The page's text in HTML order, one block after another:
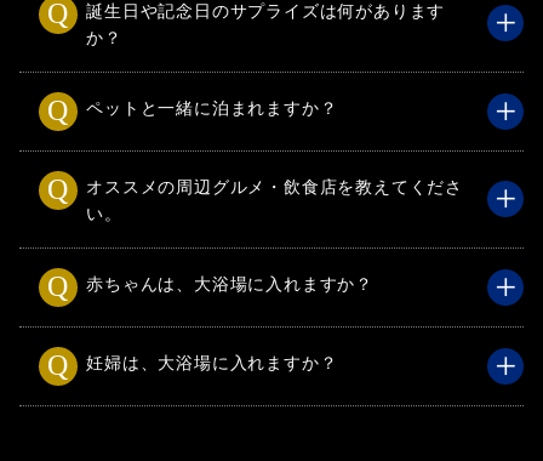
誕生日や記念日のサプライズは何があります
か？
ペットと一緒に泊まれますか？
オススメの周辺グルメ・飲食店を教えてくださ
い。
赤ちゃんは、大浴場に入れますか？
妊婦は、大浴場に入れますか？